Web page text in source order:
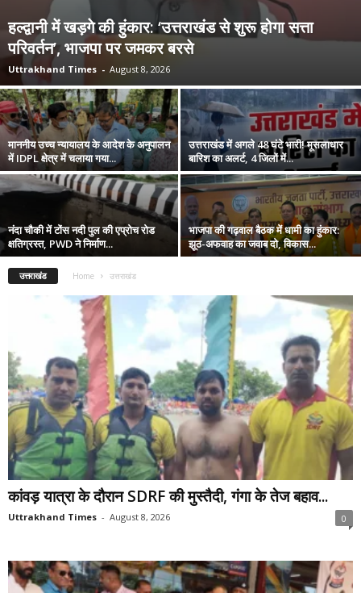
हल्द्वानी में खड़गे की हुंकार: ‘उत्तराखंड से शुरू होगा सत्ता
परिवर्तन’, भाजपा पर जमकर बरसे
Uttrakhand Times - August 8, 2026
माननीय उच्च न्यायालय के आदेश के अनुपालन
में IDPL क्षेत्र में चलाया गया...
उत्तराखंड में अगले 48 घंटे भारी! मूसलाधार
बारिश का अलर्ट, 4 जिलों में...
नंदा चौकी में टोंस नदी पुल की एप्रोच रोड
क्षतिग्रस्त, PWD ने निर्माण...
भाजपा की गढ़वाल बैठक में धामी का हुंकार:
झूठ-अफवाह का जवाब दो, विकास...
उत्तराखंड Home उत्तराखंड
कांवड़ यात्रा के दौरान SDRF की मुस्तैदी, गंगा के तेज बहाव...
Uttrakhand Times - August 8, 2026 0